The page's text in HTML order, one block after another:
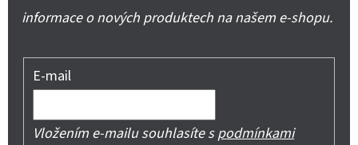
informace o nových produktech na našem e-shopu.
E-mail
Vložením e-mailu souhlasíte spodmínkami